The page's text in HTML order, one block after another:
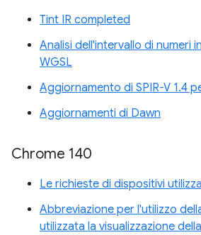
Tint IR completed
Analisi dell'intervallo di numeri
WGSL
Aggiornamento di SPIR-V 1.4
Aggiornamenti di Dawn
Chrome 140
Le richieste di dispositivi
Abbreviazione per l'utilizzo
utilizzata la visualizzazione